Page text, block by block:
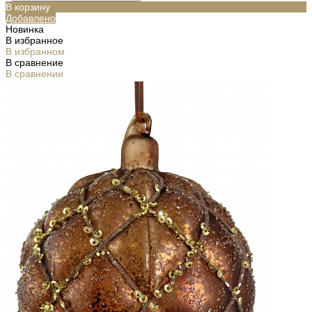
В корзину
Добавлено
Новинка
В избранное
В избранном
В сравнение
В сравнении